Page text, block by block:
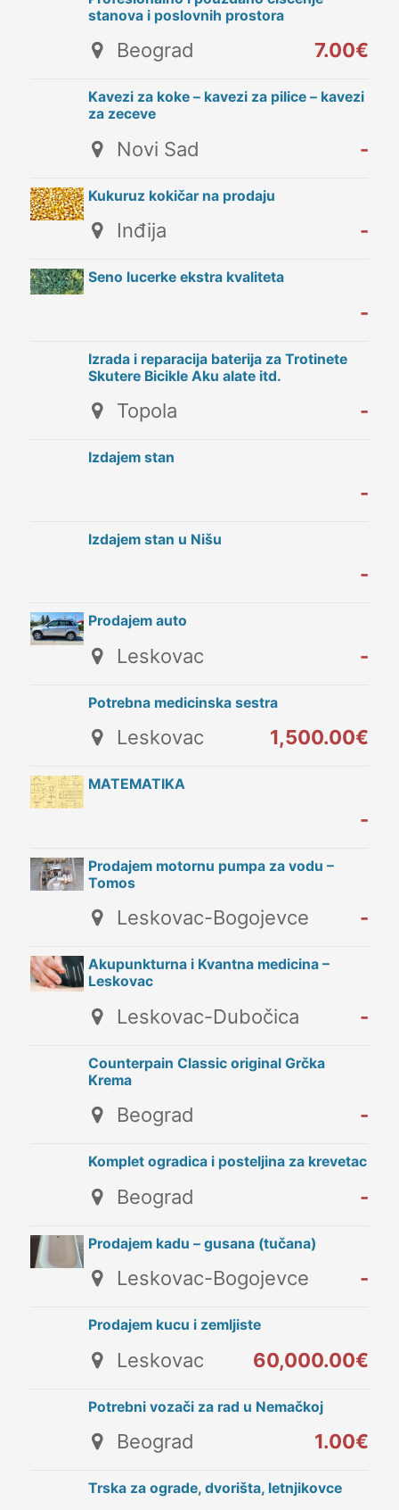
stanova i poslovnih prostora
Beograd 7.00€
Kavezi za koke – kavezi za pilice – kavezi
za zeceve
Novi Sad -
Kukuruz kokičar na prodaju
Inđija -
Seno lucerke ekstra kvaliteta
-
Izrada i reparacija baterija za Trotinete
Skutere Bicikle Aku alate itd.
Topola -
Izdajem stan
-
Izdajem stan u Nišu
-
Prodajem auto
Leskovac -
Potrebna medicinska sestra
Leskovac 1,500.00€
MATEMATIKA
-
Prodajem motornu pumpa za vodu –
Tomos
Leskovac-Bogojevce -
Akupunkturna i Kvantna medicina –
Leskovac
Leskovac-Dubočica -
Counterpain Classic original Grčka
Krema
Beograd -
Komplet ogradica i posteljina za krevetac
Beograd -
Prodajem kadu – gusana (tučana)
Leskovac-Bogojevce -
Prodajem kucu i zemljiste
Leskovac 60,000.00€
Potrebni vozači za rad u Nemačkoj
Beograd 1.00€
Trska za ograde, dvorišta, letnjikovce